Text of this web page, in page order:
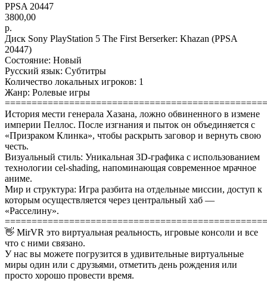
PPSA 20447
3800,00
р.
Диск Sony PlayStation 5 The First Berserker: Khazan (PPSA
20447)
Состояние: Новый
Русский язык: Субтитры
Количество локальных игроков: 1
Жанр: Ролевые игры
История мести генерала Хазана, ложно обвиненного в измене
империи Пеллос. После изгнания и пыток он объединяется с
«Призраком Клинка», чтобы раскрыть заговор и вернуть свою
честь.
Визуальный стиль: Уникальная 3D-графика с использованием
технологии cel-shading, напоминающая современное мрачное
аниме.
Мир и структура: Игра разбита на отдельные миссии, доступ к
которым осуществляется через центральный хаб —
«Расселину».
👋 MirVR это виртуальная реальность, игровые консоли и все
что с ними связано.
У нас вы можете погрузится в удивительные виртуальные
миры один или с друзьями, отметить день рождения или
просто хорошо провести время.